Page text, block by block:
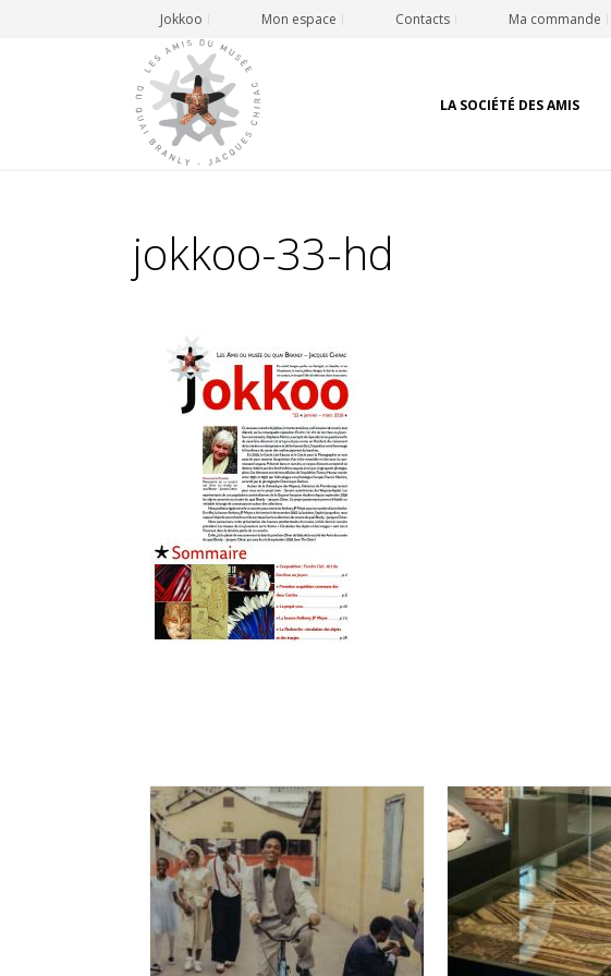
Jokkoo Mon espace Contacts Ma commande
LA SOCIÉTÉ DES AMIS
jokkoo-33-hd